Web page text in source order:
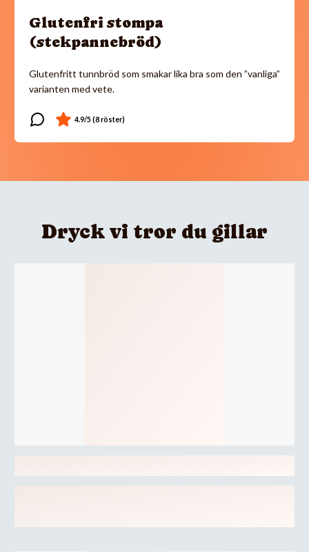
Glutenfri stompa
(stekpannebröd)
Glutenfritt tunnbröd som smakar lika bra som den ”vanliga”
varianten med vete.
Dryck vi tror du gillar